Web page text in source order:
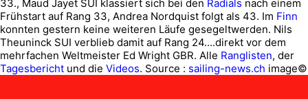
33., Maud Jayet SUI klassiert sich bei den Radials nach einem
Frühstart auf Rang 33, Andrea Nordquist folgt als 43. Im Finn
konnten gestern keine weiteren Läufe gesegeltwerden. Nils
Theuninck SUI verblieb damit auf Rang 24....direkt vor dem
mehrfachen Weltmeister Ed Wright GBR. Alle Ranglisten, der
Tagesbericht und die Videos. Source : sailing-news.ch image©